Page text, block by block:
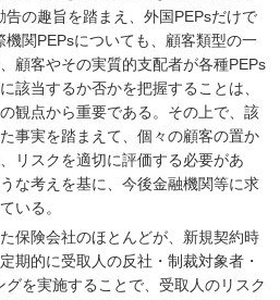
告の趣旨を踏まえ、外国PEPsだけで
機関PEPsについても、顧客類型の一
顧客やその実質的支配者が各種PEPs
該当するか否かを把握することは、
観点から重要である。その上で、該
事実を踏まえて、個々の顧客の置か
リスクを適切に評価する必要があ
な考えを基に、今後金融機関等に求
いる。
保険会社のほとんどが、新規契約時
期的に受取人の反社・制裁対象者・
グを実施することで、受取人のリスク